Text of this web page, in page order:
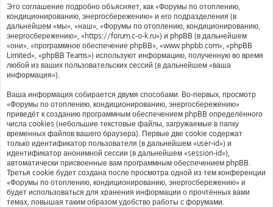
Это соглашение подробно объясняет, как «Форумы по отоплению,
кондиционированию, энергосбережению» и его подразделения (в
дальнейшем «мы», «наш», «Форумы по отоплению, кондиционированию,
энергосбережению», «https://forum.c-o-k.ru») и phpBB (в дальнейшем
«они», «программное обеспечение phpBB», «www.phpbb.com», «phpBB
Limited», «phpBB Teams») используют информацию, полученную во время
любой из ваших пользовательских сессий (в дальнейшем «ваша
информация»).
Ваша информация собирается двумя способами. Во-первых, просмотр
«Форумы по отоплению, кондиционированию, энергосбережению»
приведёт к созданию программным обеспечением phpBB определённого
числа cookies (небольшие текстовые файлы, загружаемые в папку
временных файлов вашего браузера). Первые две cookie содержат
только идентификатор пользователя (в дальнейшем «user-id») и
идентификатор анонимной сессии (в дальнейшем «session-id»),
автоматически присвоенные вам программным обеспечением phpBB.
Третья cookie будет создана после просмотра одной из тем конференции
«Форумы по отоплению, кондиционированию, энергосбережению» и
будет использоваться для хранения информации о прочтённых вами
темах, повышая таким образом удобство работы с форумами.